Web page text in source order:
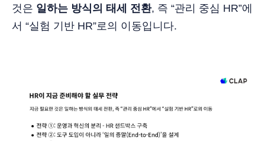
것은 일하는 방식의 태세 전환, 즉 “관리 중심 HR”에
서 “실험 기반 HR”로의 이동입니다.